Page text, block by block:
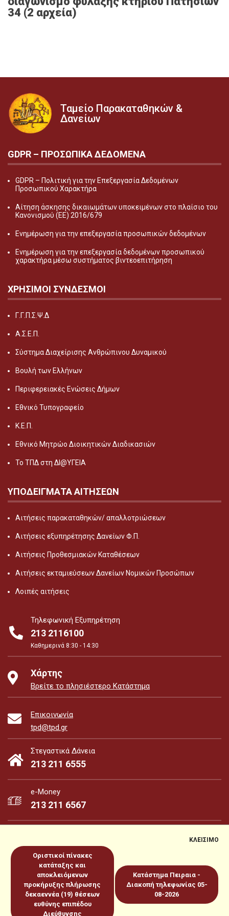
34 (2 αρχεία)
Ταμείο Παρακαταθηκών &
Δανείων
GDPR – ΠΡΟΣΩΠΙΚA ΔΕΔΟΜEΝΑ
GDPR – Πολιτική για την Επεξεργασία Δεδομένων
Προσωπικού Χαρακτήρα
Αίτηση άσκησης δικαιωμάτων υποκειμένων στο πλαίσιο του
Κανονισμού (ΕΕ) 2016/679
Ενημέρωση για την επεξεργασία προσωπικών δεδομένων
Ενημέρωση για την επεξεργασία δεδομένων προσωπικού
χαρακτήρα μέσω συστήματος βιντεοεπιτήρηση
ΧΡΗΣΙΜΟΙ ΣΥΝΔΕΣΜΟΙ
Γ.Γ.Π.Σ.Ψ.Δ
Α.Σ.Ε.Π.
Σύστημα Διαχείρισης Ανθρώπινου Δυναμικού
Βουλή των Ελλήνων
Περιφερειακές Ενώσεις Δήμων
Εθνικό Τυπογραφείο
Κ.Ε.Π.
Εθνικό Μητρώο Διοικητικών Διαδικασιών
Το ΤΠΔ στη ΔΙ@ΥΓΕΙΑ
ΥΠΟΔΕΙΓΜΑΤΑ ΑΙΤΗΣΕΩΝ
Αιτήσεις παρακαταθηκών/ απαλλοτριώσεων
Αιτήσεις εξυπηρέτησης Δανείων Φ.Π.
Αιτήσεις Προθεσμιακών Καταθέσεων
Αιτήσεις εκταμιεύσεων Δανείων Νομικών Προσώπων
Λοιπές αιτήσεις
Τηλεφωνική Εξυπηρέτηση
213 2116100
Καθημερινά 8:30 - 14:30
Χάρτης
Βρείτε το πλησιέστερο Κατάστημα
Επικοινωνία
tpd@tpd.gr
Στεγαστικά Δάνεια
213 211 6555
e-Money
213 211 6567
e-Money
Sitemap Πολιτική για Cookies
Προστασία Προσωπικών
ΔεδομένωνΌροι χρήσεως
Copyright 2026 © www.tpd.gr
ΚΛΕΙΣΙΜΟ
Οριστικοί πίνακες
κατάταξης και
αποκλειόμενων
προκήρυξης πλήρωσης
δεκαεννέα (19) θέσεων
ευθύνης επιπέδου
Διεύθυνσης
Κατάστημα Πειραια -
Διακοπή τηλεφωνίας 05-
08-2026